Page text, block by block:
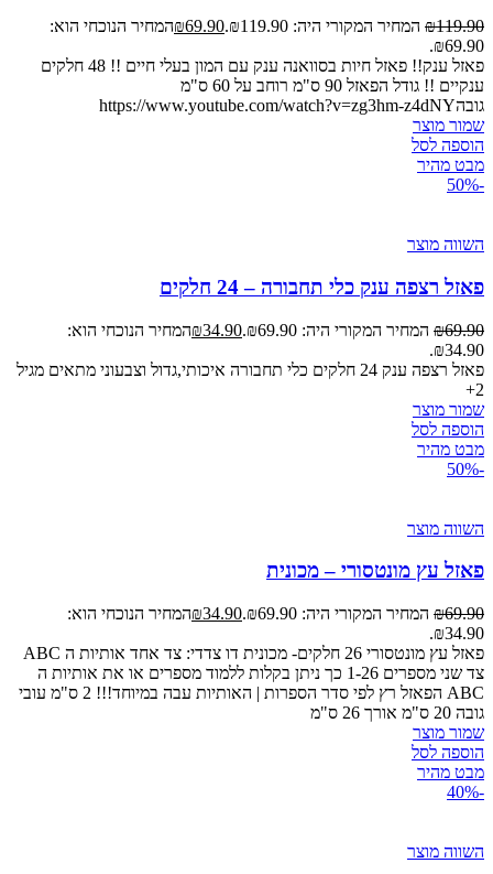
₪119.90 המחיר המקורי היה: ₪119.90. ₪69.90
המחיר הנוכחי הוא:
₪69.90.
פאזל ענק!! פאזל חיות בסוואנה ענק עם המון בעלי חיים !! 48 חלקים
ענקיים !! גודל הפאזל 90 ס"מ רוחב על 60 ס"מ
גובהhttps://www.youtube.com/watch?v=zg3hm-z4dNY
שמור מוצר
הוספה לסל
מבט מהיר
-50%
השווה מוצר
פאזל רצפה ענק כלי תחבורה – 24 חלקים
₪69.90 המחיר המקורי היה: ₪69.90. ₪34.90
המחיר הנוכחי הוא:
₪34.90.
פאזל רצפה ענק 24 חלקים כלי תחבורה איכותי,גדול וצבעוני מתאים מגיל
2+
שמור מוצר
הוספה לסל
מבט מהיר
-50%
השווה מוצר
פאזל עץ מונטסורי – מכונית
₪69.90 המחיר המקורי היה: ₪69.90. ₪34.90
המחיר הנוכחי הוא:
₪34.90.
פאזל עץ מונטסורי 26 חלקים- מכונית דו צדדי: צד אחד אותיות ה ABC
צד שני מספרים 1-26 כך ניתן בקלות ללמוד מספרים או את אותיות ה
ABC הפאזל רץ לפי סדר הספרות | האותיות עבה במיוחד!!! 2 ס"מ עובי
גובה 20 ס"מ אורך 26 ס"מ
שמור מוצר
הוספה לסל
מבט מהיר
-40%
השווה מוצר